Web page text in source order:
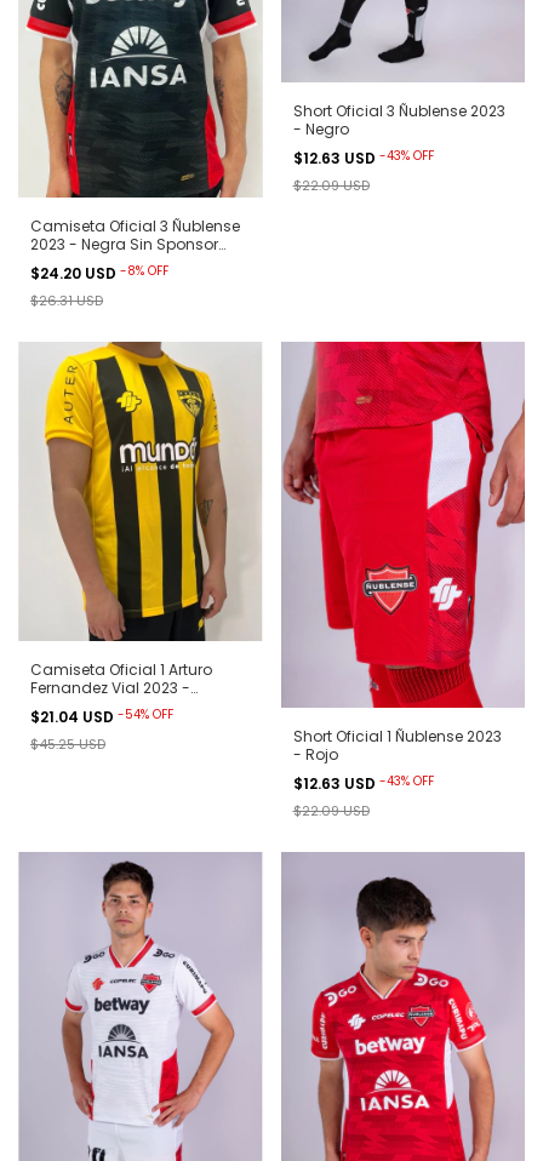
Camiseta Oficial 3 Ñublense
2023 - Negra Sin Sponsor
Betway
$24.20 USD -8% OFF
$26.31 USD
Short Oficial 3 Ñublense 2023
- Negro
$12.63 USD -43% OFF
$22.09 USD
Camiseta Oficial 1 Arturo
Fernandez Vial 2023 -
Aurinegra
$21.04 USD -54% OFF
$45.25 USD
Short Oficial 1 Ñublense 2023
- Rojo
$12.63 USD -43% OFF
$22.09 USD